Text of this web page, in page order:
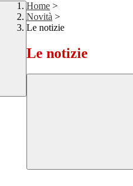
Home >
Novità >
Le notizie
Le notizie